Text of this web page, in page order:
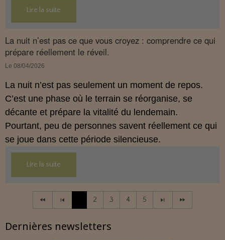
Cet article propose une mise au point claire, moderne
et conforme à la réglementation française de 2026.
Lire la suite
La nuit n’est pas ce que vous croyez : comprendre ce qui
prépare réellement le réveil.
Le 08/04/2026
La nuit n’est pas seulement un moment de repos.
C’est une phase où le terrain se réorganise, se
décante et prépare la vitalité du lendemain.
Pourtant, peu de personnes savent réellement ce qui
se joue dans cette période silencieuse.
Lire la suite
2 3 4 5
Dernières newsletters